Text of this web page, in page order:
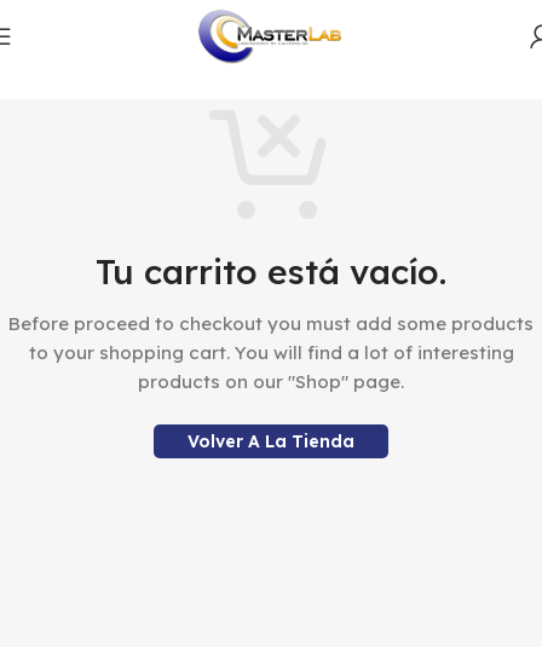
Tu carrito está vacío.
Before proceed to checkout you must add some products
to your shopping cart.You will find a lot of interesting
products on our "Shop" page.
Volver A La Tienda